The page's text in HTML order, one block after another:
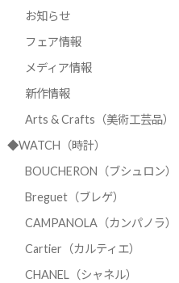
お知らせ
フェア情報
メディア情報
新作情報
Arts & Crafts（美術工芸品）
◆WATCH（時計）
BOUCHERON（ブシュロン）
Breguet（ブレゲ）
CAMPANOLA（カンパノラ）
Cartier（カルティエ）
CHANEL（シャネル）